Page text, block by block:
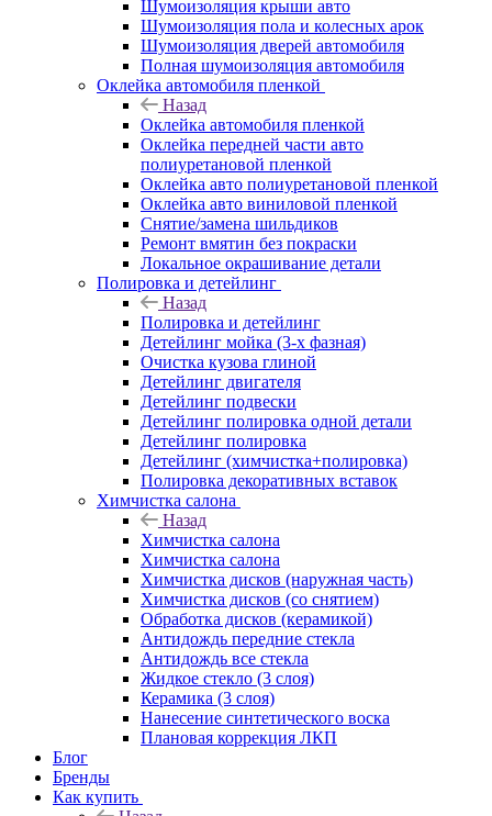
Шумоизоляция крыши авто
Шумоизоляция пола и колесных арок
Шумоизоляция дверей автомобиля
Полная шумоизоляция автомобиля
Оклейка автомобиля пленкой
Назад
Оклейка автомобиля пленкой
Оклейка передней части авто
полиуретановой пленкой
Оклейка авто полиуретановой пленкой
Оклейка авто виниловой пленкой
Снятие/замена шильдиков
Ремонт вмятин без покраски
Локальное окрашивание детали
Полировка и детейлинг
Назад
Полировка и детейлинг
Детейлинг мойка (3-х фазная)
Очистка кузова глиной
Детейлинг двигателя
Детейлинг подвески
Детейлинг полировка одной детали
Детейлинг полировка
Детейлинг (химчистка+полировка)
Полировка декоративных вставок
Химчистка салона
Назад
Химчистка салона
Химчистка салона
Химчистка дисков (наружная часть)
Химчистка дисков (со снятием)
Обработка дисков (керамикой)
Антидождь передние стекла
Антидождь все стекла
Жидкое стекло (3 слоя)
Керамика (3 слоя)
Нанесение синтетического воска
Плановая коррекция ЛКП
Блог
Бренды
Как купить